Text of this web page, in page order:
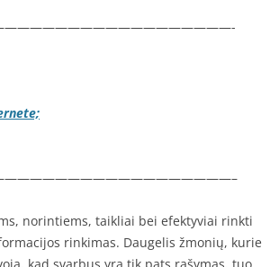
norintiems, taikliai bei efektyviai rinkti
rinkimas. Daugelis žmonių, kurie